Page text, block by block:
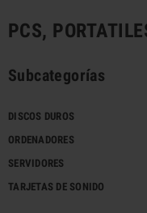
PCS,
Subcategorías
DISCOS DUROS
ORDENADORES
SERVIDORES
TARJETAS DE SONIDO